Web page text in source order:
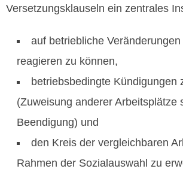
Versetzungsklauseln ein zentrales
auf betriebliche Veränderungen
reagieren zu können,
betriebsbedingte Kündigungen
(Zuweisung anderer Arbeitsplätze
Beendigung) und
den Kreis der vergleichbaren
Rahmen der Sozialauswahl zu